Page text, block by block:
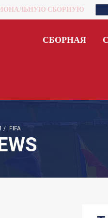
СБОРНУЮ
СБОРНАЯ
/ FIFA